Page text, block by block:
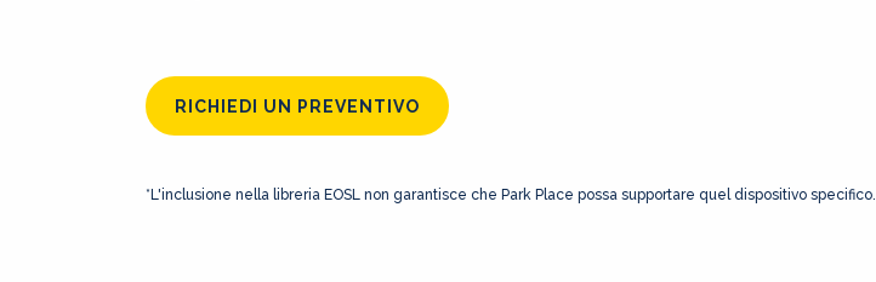
RICHIEDI UN PREVENTIVO
*L'inclusione nella libreria EOSL non garantisce che Park Place possa supportare quel dispositivo specifico.